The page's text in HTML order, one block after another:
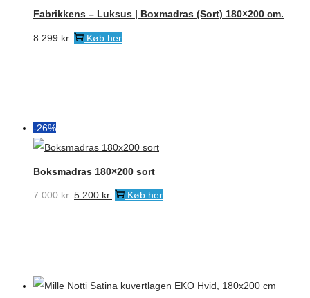
Fabrikkens – Luksus | Boxmadras (Sort) 180×200 cm.
8.299 kr. Køb her
-26%
Boksmadras 180×200 sort
7.000kr. Den
5.200 kr. DenKøb her